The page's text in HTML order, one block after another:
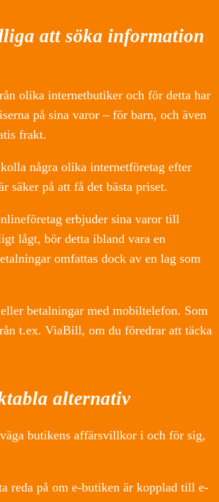
att söka information
olika internetbutiker och för detta har
på sina varor – för barn, och även
frakt.
några olika internetföretag efter
säker på att få det bästa priset.
erbjuder sina varor till
lågt, bör detta ibland vara en
omfattas dock av en lag som
betalningar med mobiltelefon. Som
t.ex. ViaBill, om du föredrar att täcka
alternativ
butikens affärsvillkor i och för sig,
reda på om e-butiken är kopplad till e-